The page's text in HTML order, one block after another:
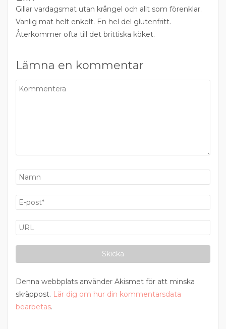
Gillar vardagsmat utan krångel och allt som förenklar.
Vanlig mat helt enkelt. En hel del glutenfritt.
Återkommer ofta till det brittiska köket.
Lämna en kommentar
Denna webbplats använder Akismet för att minska
skräppost. Lär dig om hur din kommentarsdata
bearbetas.